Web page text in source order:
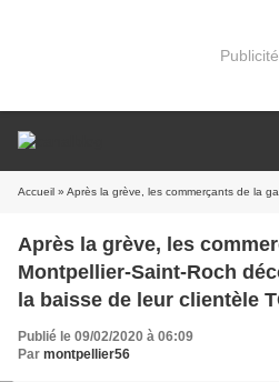
Publicité
Accueil » Après la grève, les commerçants de la gare de Montpellier-Saint-
Après la grève, les
Montpellier-Saint-Roch
la baisse de leur clientèle
Publié le 09/02/2020 à 06:09
Par montpellier56